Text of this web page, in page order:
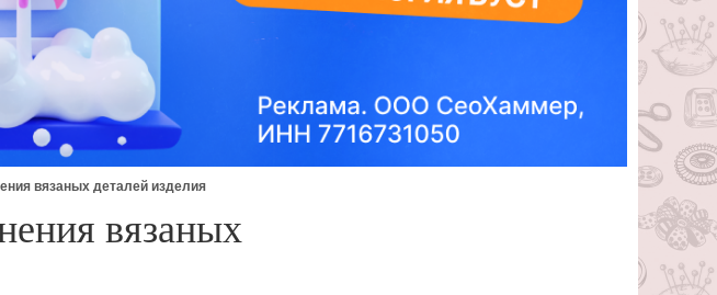
вязаных деталей изделия
вязаных